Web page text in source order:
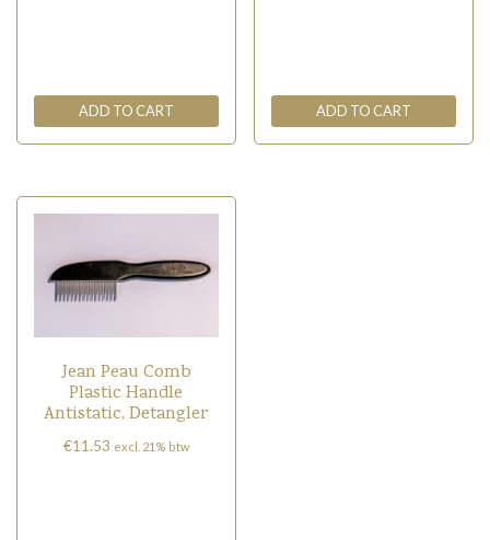
ADD TO CART ADD TO CART
Jean Peau Comb
Plastic Handle
Antistatic, Detangler
€11.53 excl. 21% btw